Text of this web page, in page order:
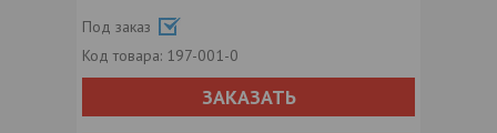
Под заказ
Код товара: 197-001-0
ЗАКАЗАТЬ